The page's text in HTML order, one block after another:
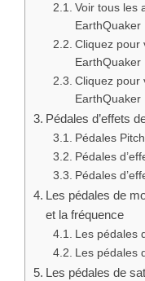
Voir tous les
Cliquez pour
Cliquez pour
Pédales d’effets
Pédales
Pédales
Pédales
Les pédales de
et la fréquence
Les pédales
Les pédales
Les pédales de